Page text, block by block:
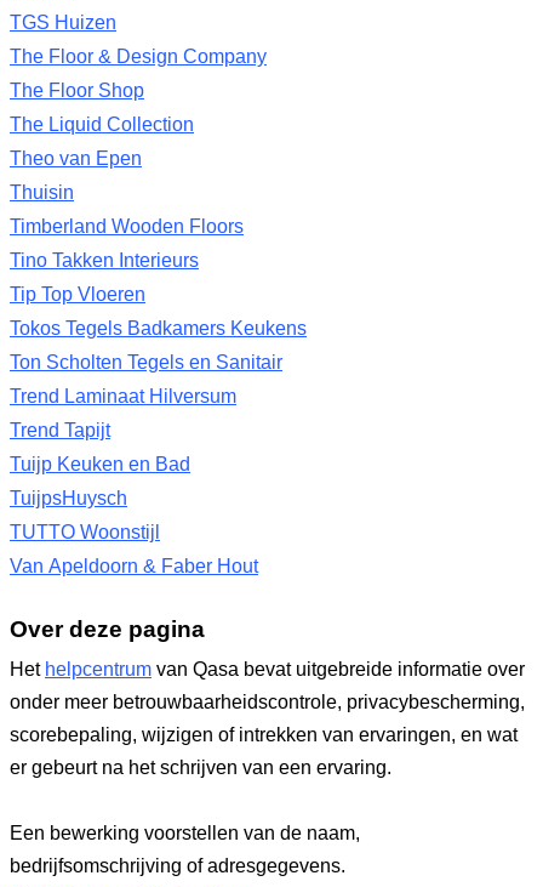
TGS Huizen
The Floor & Design Company
The Floor Shop
The Liquid Collection
Theo van Epen
Thuisin
Timberland Wooden Floors
Tino Takken Interieurs
Tip Top Vloeren
Tokos Tegels Badkamers Keukens
Ton Scholten Tegels en Sanitair
Trend Laminaat Hilversum
Trend Tapijt
Tuijp Keuken en Bad
TuijpsHuysch
TUTTO Woonstijl
Van Apeldoorn & Faber Hout
Over deze pagina
Het helpcentrum van Qasa bevat uitgebreide informatie over
onder meer betrouwbaarheidscontrole, privacybescherming,
scorebepaling, wijzigen of intrekken van ervaringen, en wat
er gebeurt na het schrijven van een ervaring.
Een bewerking voorstellen van de naam,
bedrijfsomschrijving of adresgegevens.